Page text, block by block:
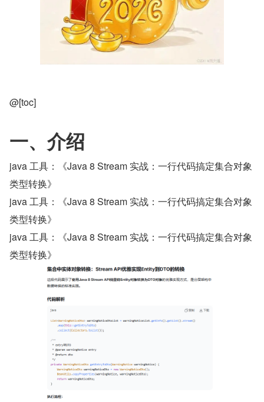
@[toc]
一、介绍
java 工具：《Java 8 Stream 实战：一行代码搞定集合对象
类型转换》
java 工具：《Java 8 Stream 实战：一行代码搞定集合对象
类型转换》
java 工具：《Java 8 Stream 实战：一行代码搞定集合对象
类型转换》